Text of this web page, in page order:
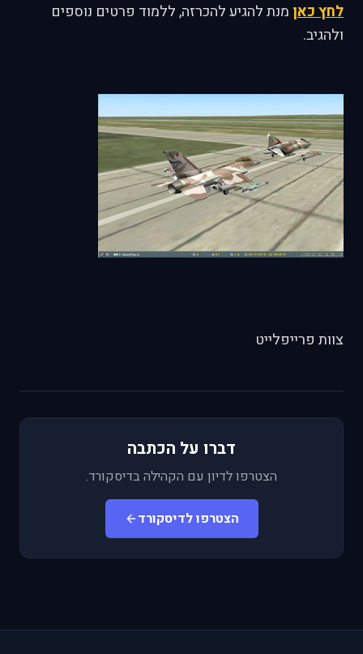
לחץ כאן מנת להגיע להכרזה, ללמוד פרטים נוספים
ולהגיב.
צוות פרייפלייט
דברו על הכתבה
הצטרפו לדיון עם הקהילה בדיסקורד.
הצטרפו לדיסקורד